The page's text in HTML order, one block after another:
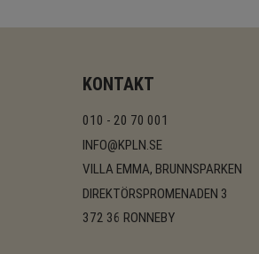
KONTAKT
010 - 20 70 001
INFO@KPLN.SE
VILLA EMMA, BRUNNSPARKEN
DIREKTÖRSPROMENADEN 3
372 36 RONNEBY